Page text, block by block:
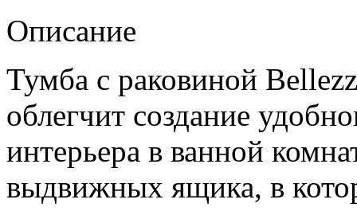
Описание
Тумба с раковиной
облегчит создание
интерьера в ванной
выдвижных ящика, в